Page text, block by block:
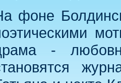
фоне
-